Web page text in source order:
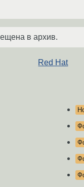
в архив.
Red Hat